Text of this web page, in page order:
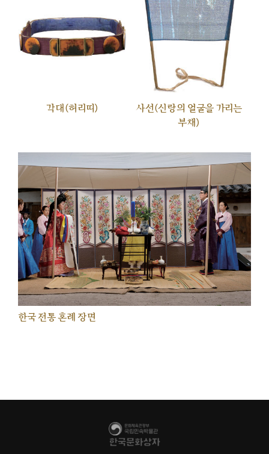
각대(허리띠)
사선(신랑의 얼굴을 가리는
부채)
한국 전통 혼례 장면